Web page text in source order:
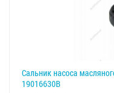
Сальник насоса
19016630B